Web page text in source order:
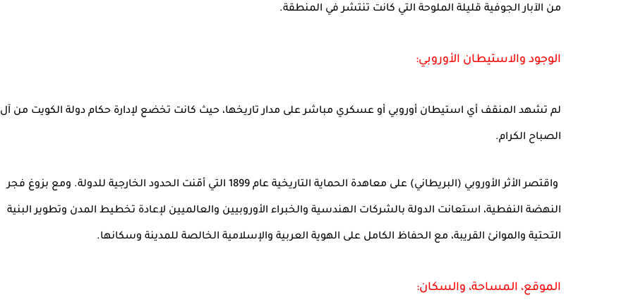
من الآبار الجوفية قليلة الملوحة التي كانت تنتشر في المنطقة.
الوجود والاستيطان الأوروبي:
لم تشهد المنقف أي استيطان أوروبي أو عسكري مباشر على مدار تاريخها، حيث كانت تخضع لإدارة حكام دولة الكويت من آل
الصباح الكرام.
واقتصر الأثر الأوروبي (البريطاني) على معاهدة الحماية التاريخية عام 1899 التي أمّنت الحدود الخارجية للدولة. ومع بزوغ فجر
النهضة النفطية، استعانت الدولة بالشركات الهندسية والخبراء الأوروبيين والعالميين لإعادة تخطيط المدن وتطوير البنية
التحتية والموانئ القريبة، مع الحفاظ الكامل على الهوية العربية والإسلامية الخالصة للمدينة وسكانها.
الموقع، المساحة، والسكان: